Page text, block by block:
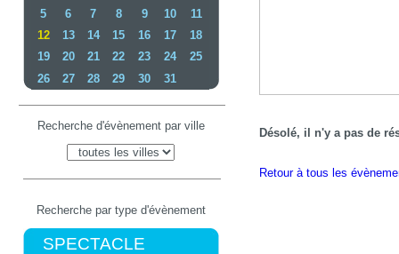
5
6 7 8 9 10
11
12
13 14 15 16 17
18
19
20 21 22 23 24
25
26
27 28 29 30 31
Recherche d'évènement par ville
Recherche par type d'évènement
SPECTACLE
Désolé, il n'y a pas de
Retour à tous les